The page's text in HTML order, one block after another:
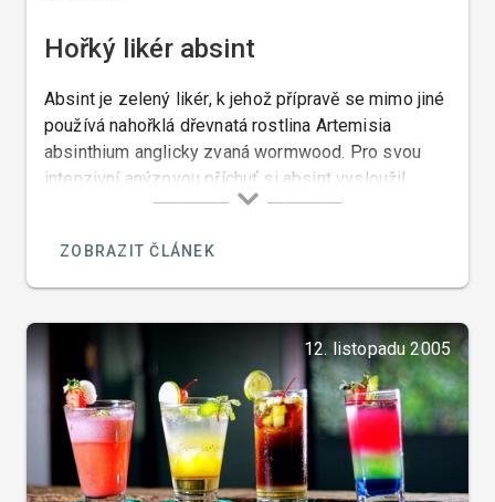
Hořký likér absint
Absint je zelený likér, k jehož přípravě se mimo jiné
používá nahořklá dřevnatá rostlina Artemisia
absinthium anglicky zvaná wormwood. Pro svou
intenzivní anýzovou příchuť si absint vysloužil
francouzský název anisette.
ZOBRAZIT ČLÁNEK
12. listopadu 2005